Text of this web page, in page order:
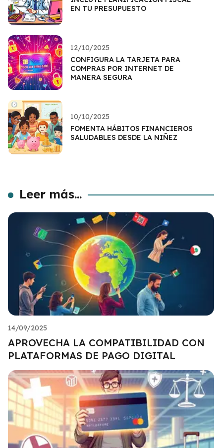
EN TU PRESUPUESTO
12/10/2025
CONFIGURA LA TARJETA PARA
COMPRAS POR INTERNET DE
MANERA SEGURA
10/10/2025
FOMENTA HÁBITOS FINANCIEROS
SALUDABLES DESDE LA NIÑEZ
Leer más...
14/09/2025
APROVECHA LA COMPATIBILIDAD CON
PLATAFORMAS DE PAGO DIGITAL